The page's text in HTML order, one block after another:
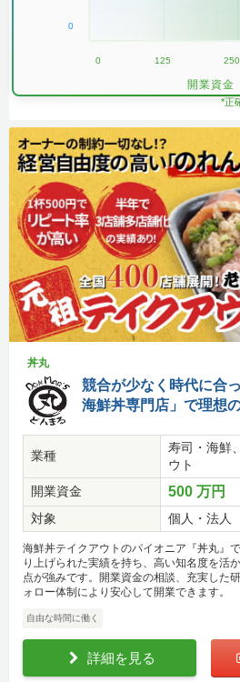
0
0 125 250
開業資金
*正
丼丸
競合が少なく時代に合
海鮮丼専門店」で理想
業種
寿司・海鮮
ウト
開業資金
500 万円
対象 個人・法人
海鮮丼テイクアウトのパイオニア『丼丸』
り上げられた実績を持ち、高い知名度を活
点が強みです。開業資金の相談、充実した
ォロー体制により安心して開業できます。
自由な時間に働く
詳細を見る